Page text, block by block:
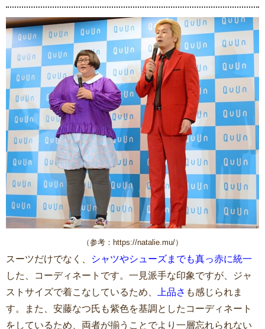
（参考：https://natalie.mu/）
スーツだけでなく、
シャツやシューズまでも真っ赤に統一
した、コーディネートです。一見派手な印象ですが、ジャ
ストサイズで着こなしているため、
上品さ も感じられま
す。また、安藤なつ氏も紫色を基調としたコーディネート
をしているため、両者が揃うことでより一層忘れられない